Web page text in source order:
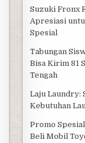
Suzuki Fronx
Apresiasi
Spesial
Tabungan
Bisa Kirim 81
Tengah
Laju Laundry:
Kebutuhan
Promo
Beli Mobil